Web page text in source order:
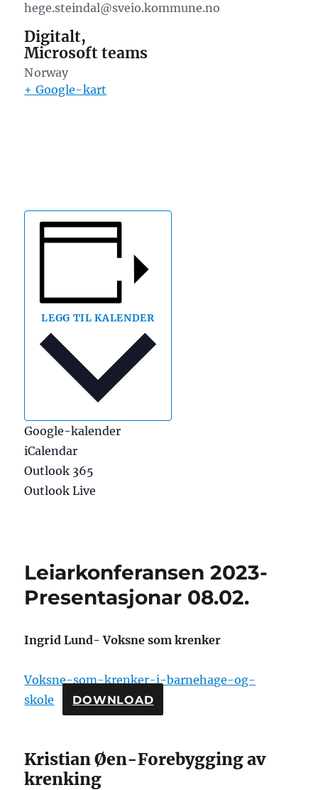
hege.steindal@sveio.kommune.no
Digitalt,
Microsoft teams
Norway
+ Google-kart
LEGG TIL KALENDER
Google-kalender
iCalendar
Outlook 365
Outlook Live
Leiarkonferansen 2023-
Presentasjonar 08.02.
Ingrid Lund- Voksne som krenker
Voksne-som-krenker-i-barnehage-og-
skole
DOWNLOAD
Kristian Øen-Forebygging av
krenking